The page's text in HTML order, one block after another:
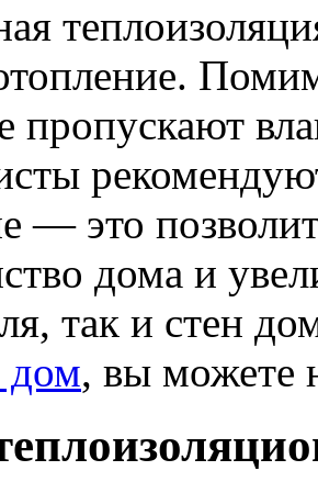
пропускают
— это
дома и
так и стен
дом, вы можете